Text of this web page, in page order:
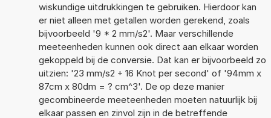
wiskundige uitdrukkingen te gebruiken. Hierdoor kan
er niet alleen met getallen worden gerekend, zoals
bijvoorbeeld '9 * 2 mm/s2'. Maar verschillende
meeteenheden kunnen ook direct aan elkaar worden
gekoppeld bij de conversie. Dat kan er bijvoorbeeld zo
uitzien: '23 mm/s2 + 16 Knot per second' of '94mm x
87cm x 80dm = ? cm^3'. De op deze manier
gecombineerde meeteenheden moeten natuurlijk bij
elkaar passen en zinvol zijn in de betreffende